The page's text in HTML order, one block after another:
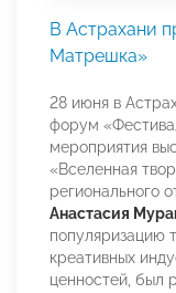
В Астрахани
Матрешка»
28 июня в
форум
мероприятия
«Вселенная
Анастасия
популяризацию
креативных
ценностей, был